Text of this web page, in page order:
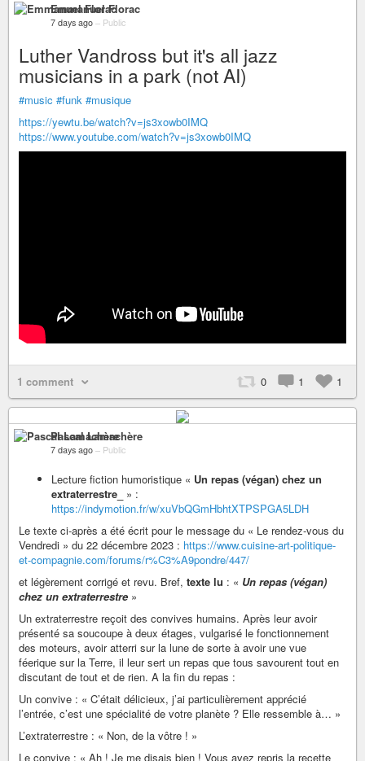
Emmanuel Florac
7 days ago – Public
Luther Vandross but it's all jazz
musicians in a park (not AI)
#music #funk #musique
https://yewtu.be/watch?v=js3xowb0IMQ
https://www.youtube.com/watch?v=js3xowb0IMQ
1 comment 0 1 1
Pascal Lamachère
7 days ago – Public
Lecture fiction humoristique « Un repas (végan) chez un
extraterrestre_
» :
https://indymotion.fr/w/xuVbQGmHbhtXTPSPGA5LDH
Le texte ci-après a été écrit pour le message du « Le rendez-vous du
Vendredi » du 22 décembre 2023 : https://www.cuisine-art-politique-
et-compagnie.com/forums/r%C3%A9pondre/447/
et légèrement corrigé et revu. Bref, texte lu : « Un repas (végan)
chez un extraterrestre »
Un extraterrestre reçoit des convives humains. Après leur avoir
présenté sa soucoupe à deux étages, vulgarisé le fonctionnement
des moteurs, avoir atterri sur la lune de sorte à avoir une vue
féerique sur la Terre, il leur sert un repas que tous savourent tout en
discutant de tout et de rien. A la fin du repas :
Un convive : « C’était délicieux, j’ai particulièrement apprécié
l’entrée, c’est une spécialité de votre planète ? Elle ressemble à… »
L’extraterrestre : « Non, de la vôtre ! »
Le convive : « Ah ! Je me disais bien ! Vous avez repris la recette